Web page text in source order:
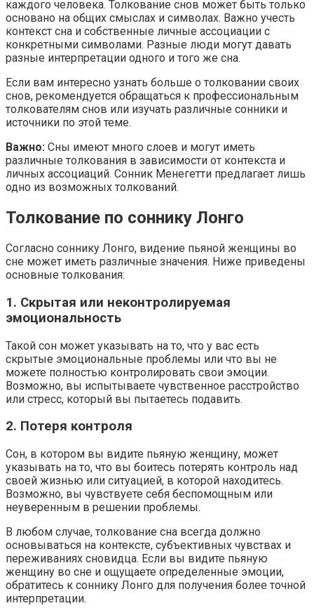
каждого человека. Толкование снов может быть только
основано на общих смыслах и символах. Важно учесть
контекст сна и собственные личные ассоциации с
конкретными символами. Разные люди могут давать
разные интерпретации одного и того же сна.
Если вам интересно узнать больше о толковании своих
снов, рекомендуется обращаться к профессиональным
толкователям снов или изучать различные сонники и
источники по этой теме.
Важно: Сны имеют много слоев и могут иметь
различные толкования в зависимости от контекста и
личных ассоциаций. Сонник Менегетти предлагает лишь
одно из возможных толкований.
Толкование по соннику Лонго
Согласно соннику Лонго, видение пьяной женщины во
сне может иметь различные значения. Ниже приведены
основные толкования:
1. Скрытая или неконтролируемая
эмоциональность
Такой сон может указывать на то, что у вас есть
скрытые эмоциональные проблемы или что вы не
можете полностью контролировать свои эмоции.
Возможно, вы испытываете чувственное расстройство
или стресс, который вы пытаетесь подавить.
2. Потеря контроля
Сон, в котором вы видите пьяную женщину, может
указывать на то, что вы боитесь потерять контроль над
своей жизнью или ситуацией, в которой находитесь.
Возможно, вы чувствуете себя беспомощным или
неуверенным в решении проблемы.
В любом случае, толкование сна всегда должно
основываться на контексте, субъективных чувствах и
переживаниях сновидца. Если вы видите пьяную
женщину во сне и ощущаете определенные эмоции,
обратитесь к соннику Лонго для получения более точной
интерпретации.